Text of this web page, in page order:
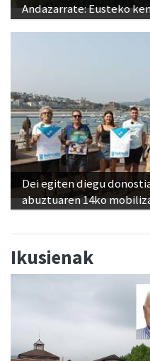
Andazarrate: Eusteko
Dei egiten diegu
abuztuaren 14ko
Ikusienak